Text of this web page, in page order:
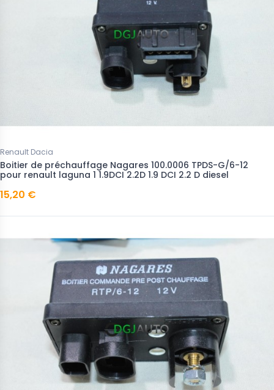
Renault Dacia
Boitier de préchauffage Nagares 100.0006 TPDS-G/6-12
pour renault laguna 1 1.9DCI 2.2D 1.9 DCI 2.2 D diesel
15,20 €